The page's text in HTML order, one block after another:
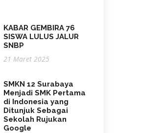
KABAR GEMBIRA 76
SISWA LULUS JALUR
SNBP
21 Maret 2025
SMKN 12 Surabaya
Menjadi SMK Pertama
di Indonesia yang
Ditunjuk Sebagai
Sekolah Rujukan
Google